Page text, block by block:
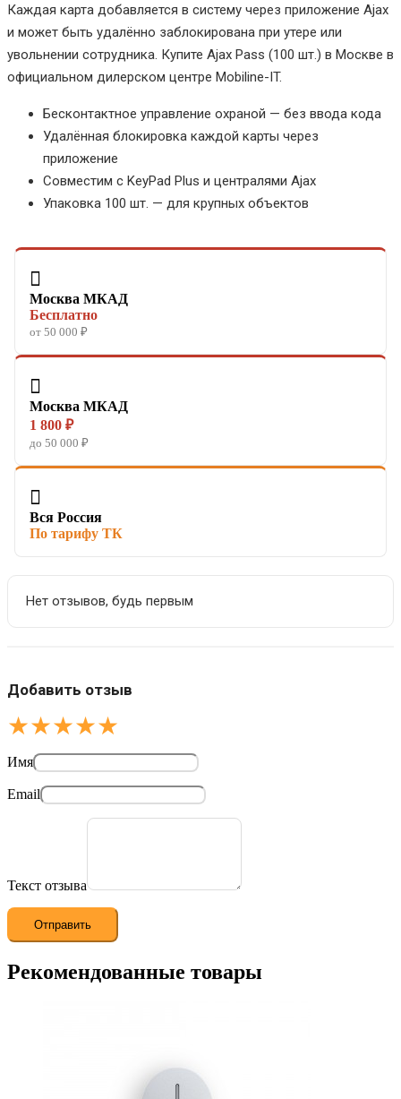
Каждая карта добавляется в систему через приложение Ajax
и может быть удалённо заблокирована при утере или
увольнении сотрудника. Купите Ajax Pass (100 шт.) в Москве в
официальном дилерском центре Mobiline-IT.
Бесконтактное управление охраной — без ввода кода
Удалённая блокировка каждой карты через
приложение
Совместим с KeyPad Plus и централями Ajax
Упаковка 100 шт. — для крупных объектов

Москва МКАД
Бесплатно
от 50 000 ₽

Москва МКАД
1 800 ₽
до 50 000 ₽

Вся Россия
По тарифу ТК
Нет отзывов, будь первым
Добавить отзыв
★★★★★
Имя
Email
Текст отзыва
Рекомендованные товары